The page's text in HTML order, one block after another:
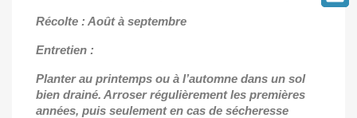
Récolte : Août à septembre
Entretien :
Planter au printemps ou à l’automne dans un sol
bien drainé. Arroser régulièrement les premières
années, puis seulement en cas de sécheresse